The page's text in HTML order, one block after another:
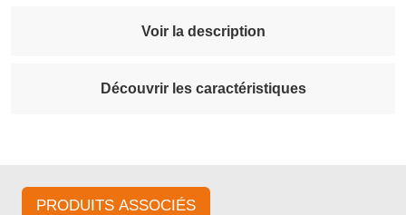
Voir la description
Découvrir les caractéristiques
PRODUITS ASSOCIÉS